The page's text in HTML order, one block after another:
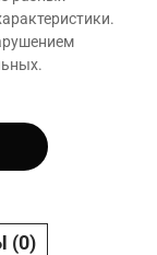
(0)